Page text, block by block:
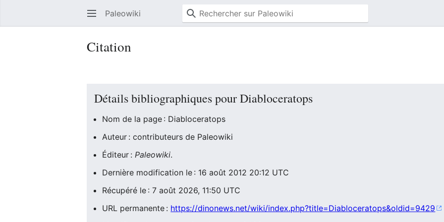
Paleowiki
Citation
Détails bibliographiques pour Diabloceratops
Nom de la page : Diabloceratops
Auteur : contributeurs de Paleowiki
Éditeur :Paleowiki.
Dernière modification le : 16 août 2012 20:12 UTC
Récupéré le : 7 août 2026, 11:50 UTC
URL permanente : https://dinonews.net/wiki/index.php?title=Diabloceratops&oldid=9429